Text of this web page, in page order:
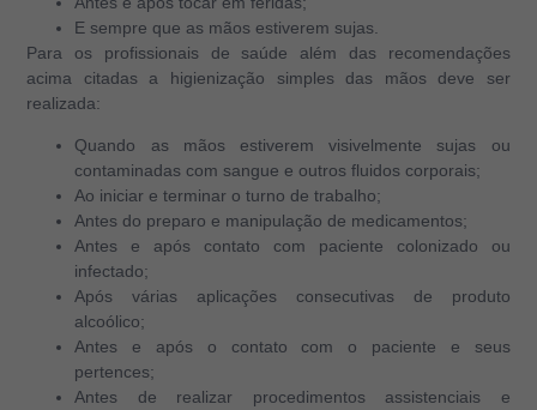
E sempre que as mãos estiverem sujas.
Para os profissionais de saúde além das recomendações
acima citadas a higienização simples das mãos deve ser
realizada:
Quando as mãos estiverem visivelmente sujas ou
contaminadas com sangue e outros fluidos corporais;
Ao iniciar e terminar o turno de trabalho;
Antes do preparo e manipulação de medicamentos;
Antes e após contato com paciente colonizado ou
infectado;
Após várias aplicações consecutivas de produto
alcoólico;
Antes e após o contato com o paciente e seus
pertences;
Antes de realizar procedimentos assistenciais e